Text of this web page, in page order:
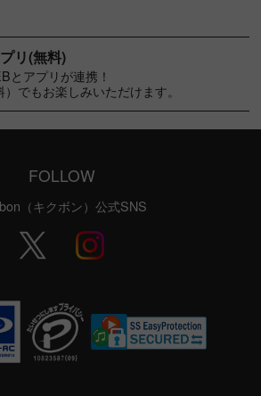
リ(無料)
とアプリが連携！
でもお楽しみいただけます。
FOLLOW
（キクボン）公式SNS